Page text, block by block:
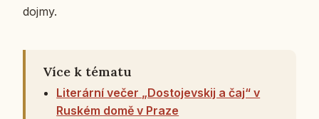
dojmy.
Více k tématu
Literární večer „Dostojevskij a čaj“ v
Ruském domě v Praze